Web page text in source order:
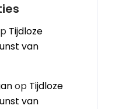
Tijdloze
van
op Tijdloze
van